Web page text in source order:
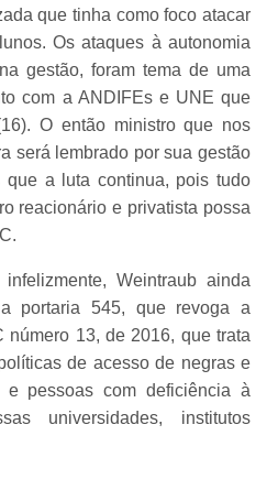
que tinha como foco atacar
Os ataques à autonomia
gestão, foram tema de uma
com a ANDIFEs e UNE que
O então ministro que nos
será lembrado por sua gestão
que a luta continua, pois tudo
reacionário e privatista possa
Weintraub ainda
portaria 545, que revoga a
número 13, de 2016, que trata
de acesso de negras e
e pessoas com deficiência à
universidades, institutos